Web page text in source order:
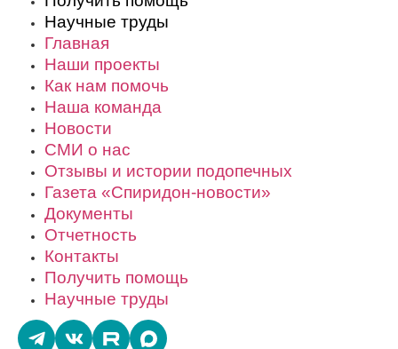
Научные труды
Главная
Наши проекты
Как нам помочь
Наша команда
Новости
СМИ о нас
Отзывы и истории подопечных
Газета «Спиридон-новости»
Документы
Отчетность
Контакты
Получить помощь
Научные труды